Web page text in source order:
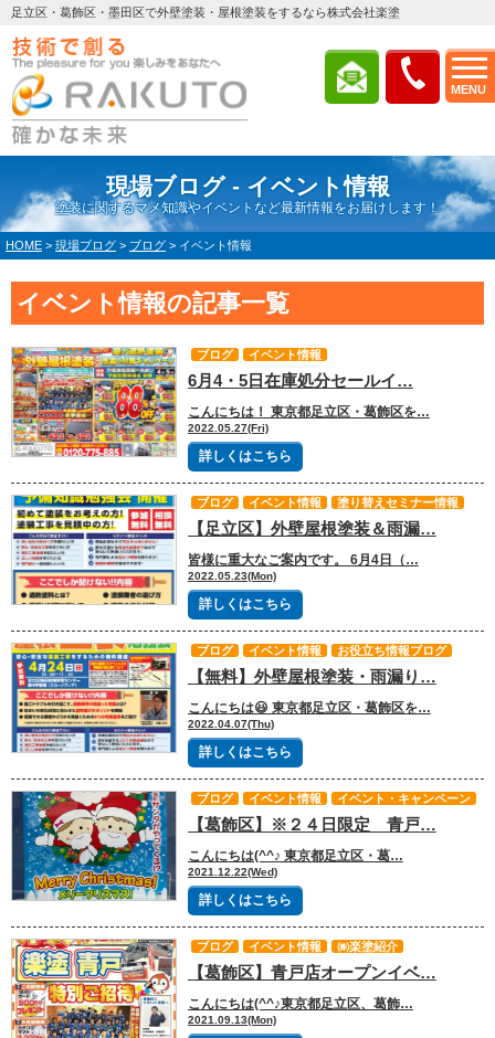
MENU
足立区・葛飾区・墨田区で外壁塗装・屋根塗装をするなら株式会社楽塗
現場ブログ - イベント情報
塗装に関するマメ知識やイベントなど最新情報をお届けします！
HOME > 現場ブログ > ブログ > イベント情報
イベント情報の記事一覧
6月4・5日在庫処分セールイ…
こんにちは！ 東京都足立区・葛飾区を…
2022.05.27(Fri)
詳しくはこちら
ブログ イベント情報
【足立区】外壁屋根塗装＆雨漏…
皆様に重大なご案内です。 6月4日（…
2022.05.23(Mon)
詳しくはこちら
ブログ イベント情報 塗り替えセミナー情報
【無料】外壁屋根塗装・雨漏り…
こんにちは😃 東京都足立区・葛飾区を…
2022.04.07(Thu)
詳しくはこちら
ブログ イベント情報 お役立ち情報ブログ
【葛飾区】※２４日限定 青戸…
こんにちは(^^♪ 東京都足立区・葛…
2021.12.22(Wed)
詳しくはこちら
ブログ イベント情報 イベント・キャンペーン
【葛飾区】青戸店オープンイベ…
こんにちは(^^♪東京都足立区、葛飾…
2021.09.13(Mon)
ブログ イベント情報 ㈱楽塗紹介